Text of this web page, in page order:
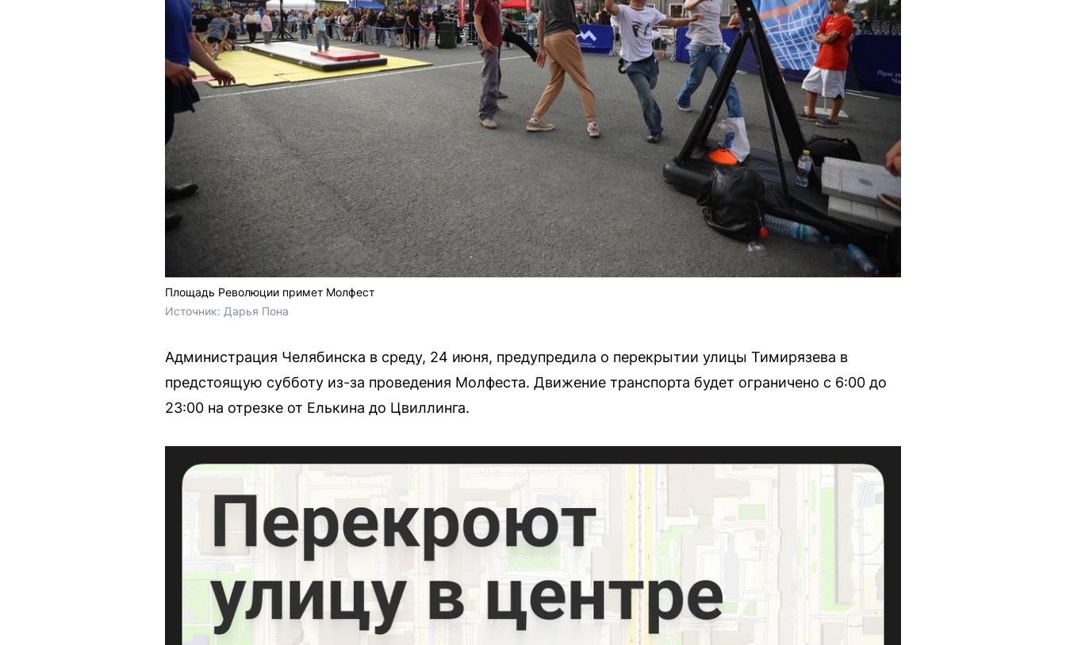
Площадь Революции примет Молфест
Источник: Дарья Пона
Администрация Челябинска в среду, 24 июня, предупредила о перекрытии улицы Тимирязева в
предстоящую субботу из-за проведения Молфеста. Движение транспорта будет ограничено с 6:00 до
23:00 на отрезке от Елькина до Цвиллинга.